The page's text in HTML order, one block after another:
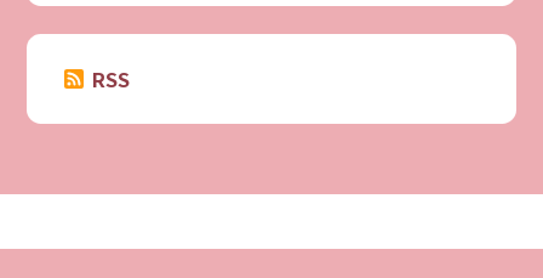
RSS